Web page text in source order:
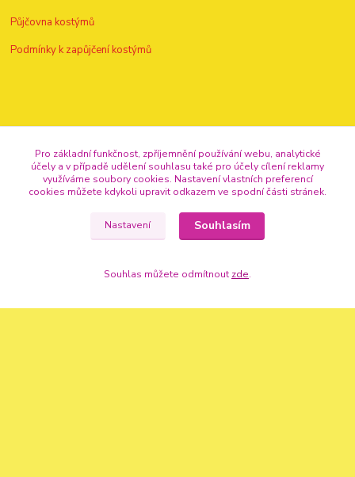
Půjčovna kostýmů
Podmínky k zapůjčení kostýmů
Pro základní funkčnost, zpříjemnění používání webu, analytické
účely a v případě udělení souhlasu také pro účely cílení reklamy
využíváme soubory cookies. Nastavení vlastních preferencí
cookies můžete kdykoli upravit odkazem ve spodní části stránek.
Nastavení Souhlasím
Souhlas můžete odmítnout zde.